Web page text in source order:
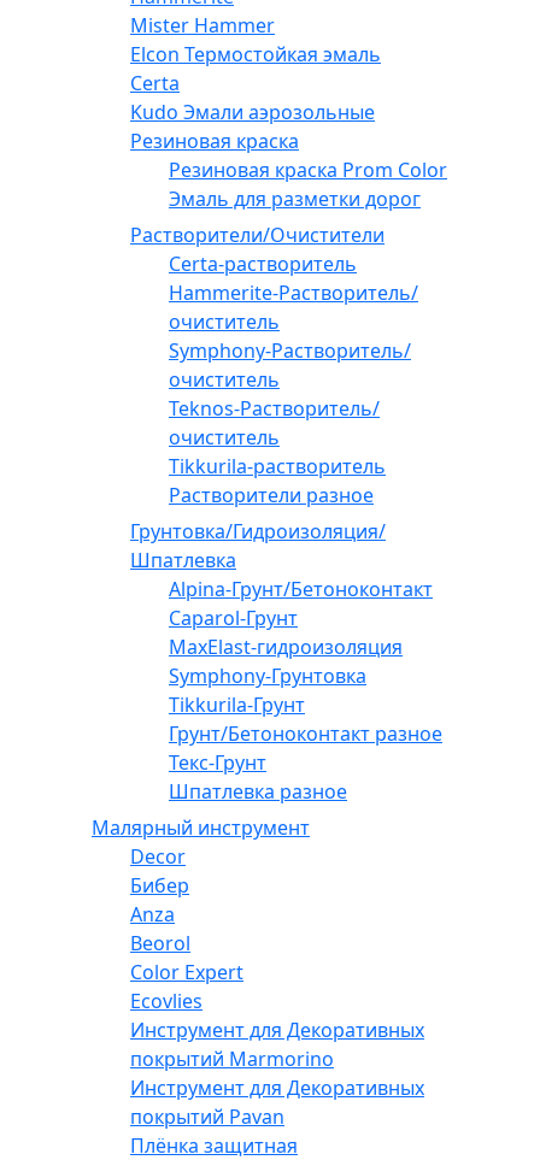
Mister Hammer
Elcon Термостойкая эмаль
Certa
Kudo Эмали аэрозольные
Резиновая краска
Резиновая краска Prom Color
Эмаль для разметки дорог
Растворители/Очистители
Certa-растворитель
Hammerite-Растворитель/
очиститель
Symphony-Растворитель/
очиститель
Teknos-Растворитель/
очиститель
Tikkurila-растворитель
Растворители разное
Грунтовка/Гидроизоляция/
Шпатлевка
Alpina-Грунт/Бетоноконтакт
Caparol-Грунт
MaxElast-гидроизоляция
Symphony-Грунтовка
Tikkurila-Грунт
Грунт/Бетоноконтакт разное
Текс-Грунт
Шпатлевка разное
Малярный инструмент
Decor
Бибер
Anza
Beorol
Color Expert
Ecovlies
Инструмент для Декоративных
покрытий Marmorino
Инструмент для Декоративных
покрытий Pavan
Плёнка защитная